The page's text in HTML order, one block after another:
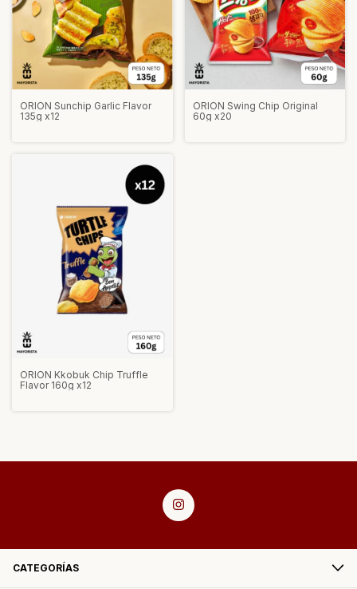
ORION Sunchip Garlic Flavor
135g x12
ORION Swing Chip Original
60g x20
ORION Kkobuk Chip Truffle
Flavor 160g x12
CATEGORÍAS